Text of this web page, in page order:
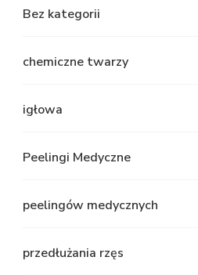
Bez kategorii
chemiczne twarzy
igłowa
Peelingi Medyczne
peelingów medycznych
przedłużania rzęs